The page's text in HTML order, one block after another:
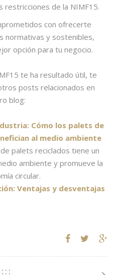
restricciones de la NIMF15.
con ofrecerte
normativas y sostenibles,
opción para tu negocio.
te ha resultado útil, te
posts relacionados en
blog:
Cómo los palets de
al medio ambiente
palets reciclados tiene un
ambiente y promueve la
circular.
Ventajas y desventajas